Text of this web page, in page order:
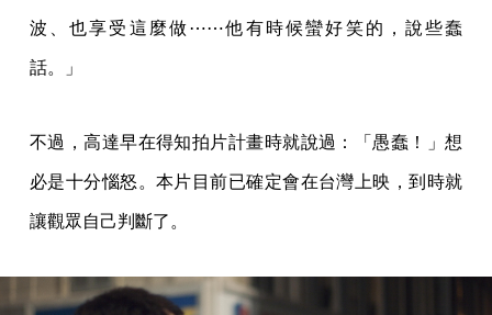
波、也享受這麼做⋯⋯他有時候蠻好笑的，說些蠢
話。」
不過，高達早在得知拍片計畫時就說過：「愚蠢！」想
必是十分惱怒。本片目前已確定會在台灣上映，到時就
讓觀眾自己判斷了。